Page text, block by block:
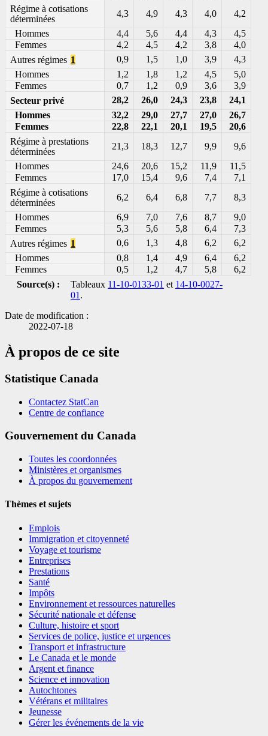
Régime à cotisations
déterminées
4,3 4,9 4,3 4,0
4,2
Hommes
4,4 5,6 4,4 4,3
4,5
Femmes
4,2 4,5 4,2 3,8
4,0
Autres régimes 1 0,9 1,5 1,0 3,9
4,3
Hommes
1,2 1,8 1,2 4,5
5,0
Femmes
0,7 1,2 0,9 3,6
3,9
Secteur privé
28,2 26,0 24,3 23,8
24,1
Hommes
32,2 29,0 27,7 27,0
26,7
Femmes
22,8 22,1 20,1 19,5
20,6
Régime à prestations
déterminées
21,3 18,3 12,7 9,9
9,6
Hommes
24,6 20,6 15,2 11,9
11,5
Femmes
17,0 15,4 9,6 7,4
7,1
Régime à cotisations
déterminées
6,2 6,4 6,8 7,7
8,3
Hommes
6,9 7,0 7,6 8,7
9,0
Femmes
5,3 5,6 5,8 6,4
7,3
Autres régimes 1 0,6 1,3 4,8 6,2
6,2
Hommes
0,8 1,4 4,9 6,4
6,2
Femmes
0,5 1,2 4,7 5,8
6,2
Source(s) :
Tableaux 11-10-0133-01 et 14-10-0027-
01 .
Date de modification :
2022-07-18
À propos de ce site
Statistique Canada
Contactez StatCan
Centre de confiance
Gouvernement du Canada
Toutes les coordonnées
Ministères et organismes
À propos du gouvernement
Thèmes et sujets
Emplois
Immigration et citoyenneté
Voyage et tourisme
Entreprises
Prestations
Santé
Impôts
Environnement et ressources naturelles
Sécurité nationale et défense
Culture, histoire et sport
Services de police, justice et urgences
Transport et infrastructure
Le Canada et le monde
Argent et finance
Science et innovation
Autochtones
Vétérans et militaires
Jeunesse
Gérer les événements de la vie